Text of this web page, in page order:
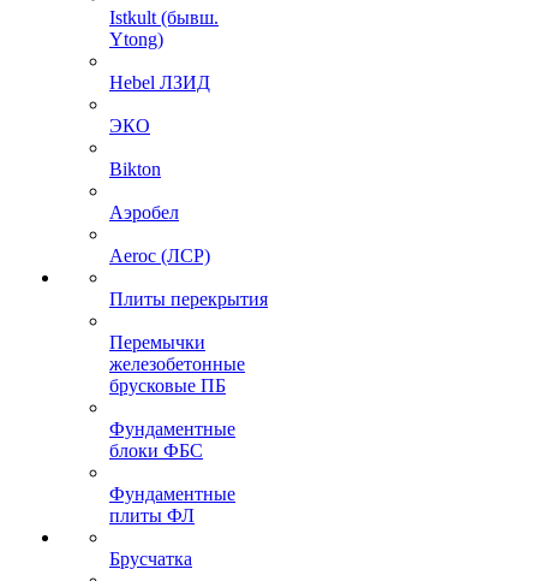
Istkult (бывш.
Ytong)
Hebel ЛЗИД
ЭКО
Bikton
Аэробел
Aeroc (ЛСР)
Плиты перекрытия
Перемычки
железобетонные
брусковые ПБ
Фундаментные
блоки ФБС
Фундаментные
плиты ФЛ
Брусчатка